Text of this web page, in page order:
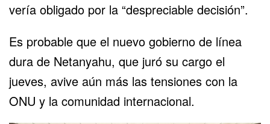
vería obligado por la “despreciable decisión”.
Es probable que el nuevo gobierno de línea
dura de Netanyahu, que juró su cargo el
jueves, avive aún más las tensiones con la
ONU y la comunidad internacional.